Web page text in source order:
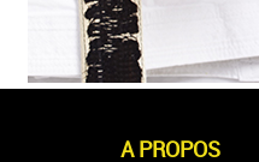
A PROPOS